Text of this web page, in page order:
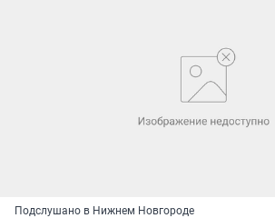
Подслушано в Нижнем Новгороде